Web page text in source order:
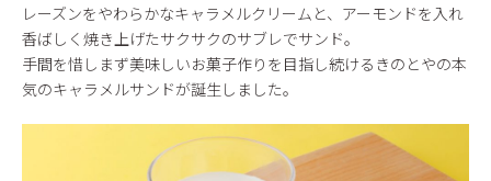
レーズンをやわらかなキャラメルクリームと、アーモンドを入れ
香ばしく焼き上げたサクサクのサブレでサンド。
手間を惜しまず美味しいお菓子作りを目指し続けるきのとやの本
気のキャラメルサンドが誕生しました。